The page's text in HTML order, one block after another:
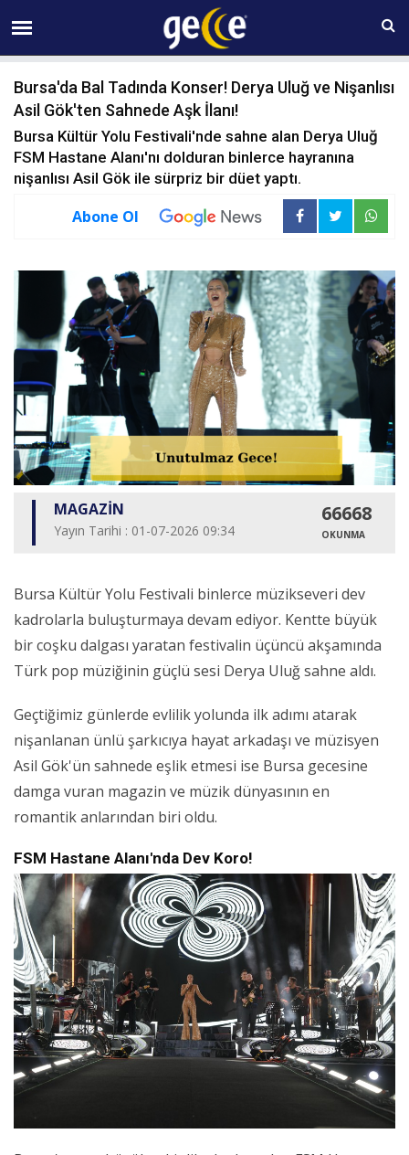
09 AĞUSTOS Pazar 09:33
Bursa'da Bal Tadında Konser! Derya Uluğ ve Nişanlısı
Asil Gök'ten Sahnede Aşk İlanı!
Bursa Kültür Yolu Festivali'nde sahne alan Derya Uluğ
FSM Hastane Alanı'nı dolduran binlerce hayranına
nişanlısı Asil Gök ile sürpriz bir düet yaptı.
Abone Ol
MAGAZİN
Yayın Tarihi : 01-07-2026 09:34
66668
OKUNMA
Bursa Kültür Yolu Festivali binlerce müzikseveri dev
kadrolarla buluşturmaya devam ediyor. Kentte büyük
bir coşku dalgası yaratan festivalin üçüncü akşamında
Türk pop müziğinin güçlü sesi Derya Uluğ sahne aldı.
Geçtiğimiz günlerde evlilik yolunda ilk adımı atarak
nişanlanan ünlü şarkıcıya hayat arkadaşı ve müzisyen
Asil Gök'ün sahnede eşlik etmesi ise Bursa gecesine
damga vuran magazin ve müzik dünyasının en
romantik anlarından biri oldu.
FSM Hastane Alanı'nda Dev Koro!